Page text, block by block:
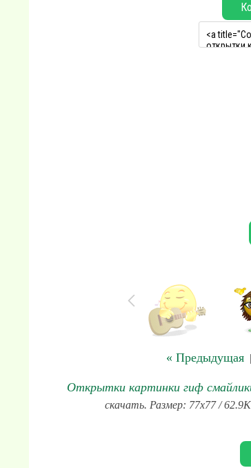
« Предыдущая|
Открытки картинки гиф
скачать. Размер: 77x77 /